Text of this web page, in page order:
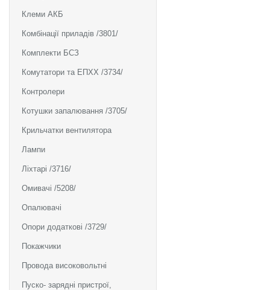
Клеми АКБ
Комбінації приладів /3801/
Комплекти БСЗ
Комутатори та ЕПХХ /3734/
Контролери
Котушки запалювання /3705/
Крильчатки вентилятора
Лампи
Ліхтарі /3716/
Омивачі /5208/
Опалювачі
Опори додаткові /3729/
Покажчики
Провода високовольтні
Пуско- зарядні пристрої,